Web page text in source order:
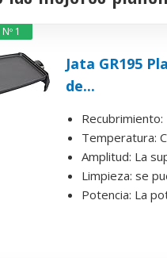
1
Jata GR195
de...
Temperatura:
Amplitud: La
Limpieza: se
Potencia: La